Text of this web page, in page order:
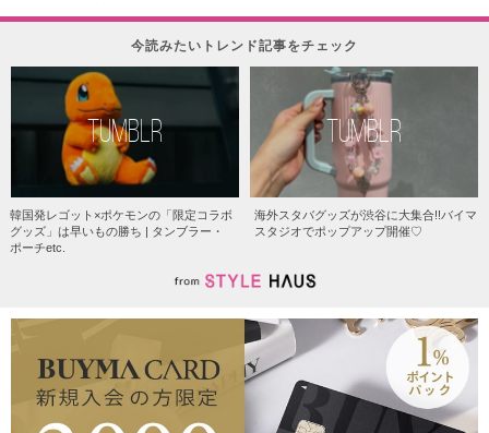
今読みたいトレンド記事をチェック
TUMBLR
韓国発レゴット×ポケモンの「限定コラボ
グッズ」は早いもの勝ち | タンブラー・
ポーチetc.
TUMBLR
海外スタバグッズが渋谷に大集合!!バイマ
スタジオでポップアップ開催♡